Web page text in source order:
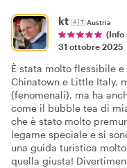
kt 🇦🇹Austria
(Info
31 ottobre 2025
È stata molto flessibile
Chinatown e Little Italy,
(fenomenali), ma ha
come il bubble tea di
che è stato molto
legame speciale e si
una guida turistica
quella giusta!